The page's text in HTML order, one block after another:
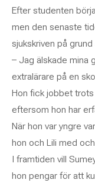
Efter studenten
men den senaste
sjukskriven på
– Jag älskade mina
extralärare på en
Hon fick jobbet
eftersom hon har
När hon var yngre
hon och Lili med
I framtiden vill
hon pengar för att